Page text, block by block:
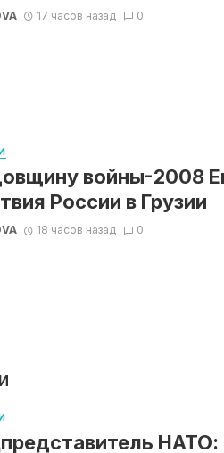
17 часов назад 0
войны-2008
России в Грузии
18 часов назад 0
НАТО: